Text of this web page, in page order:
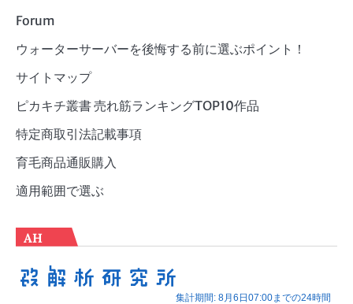
Forum
ウォーターサーバーを後悔する前に選ぶポイント！
サイトマップ
ピカキチ叢書 売れ筋ランキングTOP10作品
特定商取引法記載事項
育毛商品通販購入
適用範囲で選ぶ
AH